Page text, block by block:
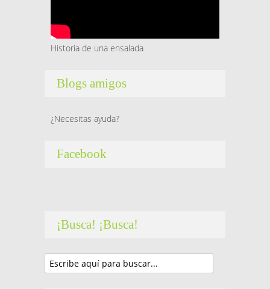
Historia de una ensalada
Blogs amigos
¿Necesitas ayuda?
Facebook
¡Busca! ¡Busca!